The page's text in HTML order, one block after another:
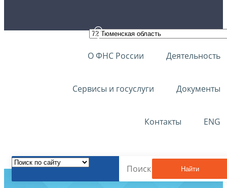
О ФНС России Деятельность
Сервисы и госуслуги Документы
Контакты ENG
Найти